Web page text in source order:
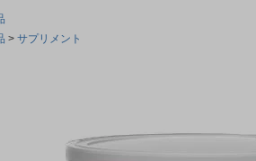
サプリメント